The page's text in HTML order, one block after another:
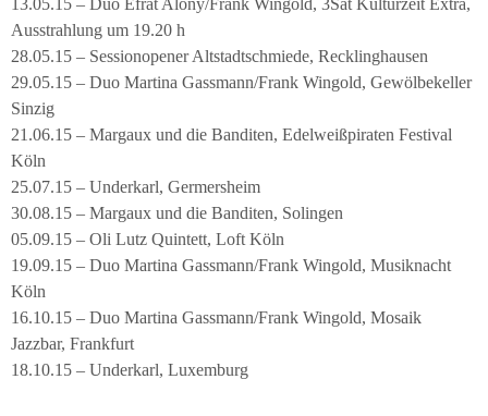
13.05.15 – Duo Efrat Alony/Frank Wingold, 3Sat Kulturzeit Extra,
Ausstrahlung um 19.20 h
28.05.15 – Sessionopener Altstadtschmiede, Recklinghausen
29.05.15 – Duo Martina Gassmann/Frank Wingold, Gewölbekeller
Sinzig
21.06.15 – Margaux und die Banditen, Edelweißpiraten Festival
Köln
25.07.15 – Underkarl, Germersheim
30.08.15 – Margaux und die Banditen, Solingen
05.09.15 – Oli Lutz Quintett, Loft Köln
19.09.15 – Duo Martina Gassmann/Frank Wingold, Musiknacht
Köln
16.10.15 – Duo Martina Gassmann/Frank Wingold, Mosaik
Jazzbar, Frankfurt
18.10.15 – Underkarl, Luxemburg